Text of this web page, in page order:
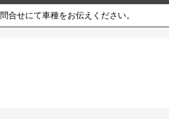
合せにて車種をお伝えください。